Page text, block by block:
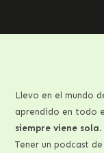
Llevo en el mundo
aprendido en todo
siempre viene sola.
Tener un podcast